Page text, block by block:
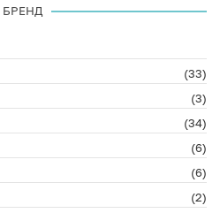
БРЕНД
(33)
(3)
(34)
(6)
(6)
(2)